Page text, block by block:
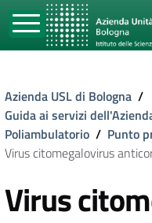
Azienda USL di Bologna /
Guida ai servizi
Poliambulatorio / Punto
Virus citomegalovirus
Virus